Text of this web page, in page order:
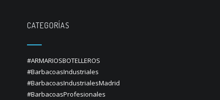
CATEGORÍAS
#ARMARIOSBOTELLEROS
#BarbacoasIndustriales
#BarbacoasIndustrialesMadrid
#BarbacoasProfesionales